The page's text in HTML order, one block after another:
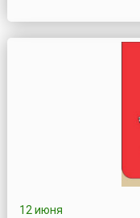
12 июня